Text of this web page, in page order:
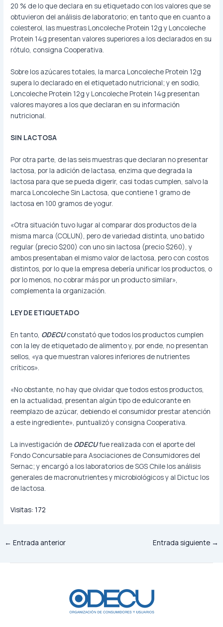
20 % de lo que declara en su etiquetado con los valores que se
obtuvieron del análisis de laboratorio; en tanto que en cuanto a
colesterol, las muestras Loncoleche Protein 12g y Loncoleche
Protein 14g presentan valores superiores a los declarados en su
rótulo, consigna Cooperativa.
Sobre los azúcares totales, la marca Loncoleche Protein 12g
supera lo declarado en el etiquetado nutricional; y en sodio,
Loncoleche Protein 12g y Loncoleche Protein 14g presentan
valores mayores a los que declaran en su información
nutricional.
SIN LACTOSA
Por otra parte, de las seis muestras que declaran no presentar
lactosa, por la adición de lactasa, enzima que degrada la
lactosa para que se pueda digerir, casi todas cumplen, salvo la
marca Loncoleche Sin Lactosa, que contiene 1 gramo de
lactosa en 100 gramos de yogur.
«Otra situación tuvo lugar al comparar dos productos de la
misma marca (COLUN), pero de variedad distinta, uno batido
regular (precio $200) con uno sin lactosa (precio $260), y
ambos presentaban el mismo valor de lactosa, pero con costos
distintos, por lo que la empresa debería unificar los productos, o
por lo menos, no cobrar más por un producto similar»,
complementa la organización.
LEY DE ETIQUETADO
En tanto, ODECUconstató que todos los productos cumplen
con la ley de etiquetado de alimento y, por ende, no presentan
sellos, «ya que muestran valores inferiores de nutrientes
críticos».
«No obstante, no hay que olvidar que todos estos productos,
en la actualidad, presentan algún tipo de edulcorante en
reemplazo de azúcar, debiendo el consumidor prestar atención
a este ingrediente», puntualizó y consigna Cooperativa.
La investigación de ODECUfue realizada con el aporte del
Fondo Concursable para Asociaciones de Consumidores del
Sernac; y encargó a los laboratorios de SGS Chile los análisis
generales de macronutrientes y microbiológicos y al Dictuc los
de lactosa.
Visitas: 172
← Entrada anterior Entrada siguiente →